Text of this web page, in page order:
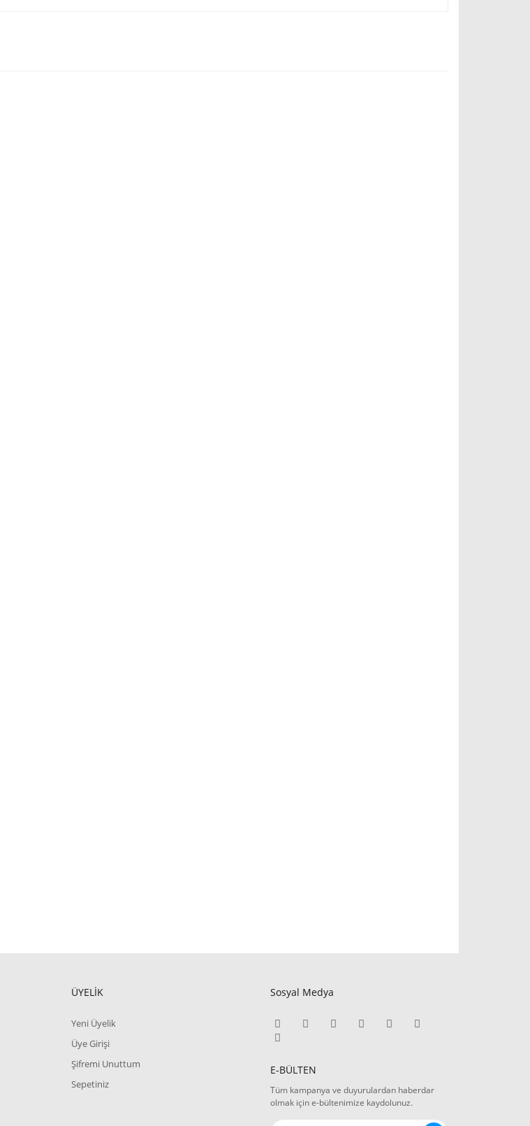
ÜYELİK
Yeni Üyelik
Üye Girişi
Şifremi Unuttum
Sepetiniz
Sosyal Medya
E-BÜLTEN
Tüm kampanya ve duyurulardan haberdar
olmak için e-bültenimize kaydolunuz.